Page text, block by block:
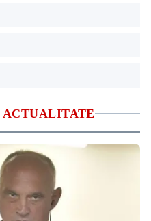
ACTUALITATE